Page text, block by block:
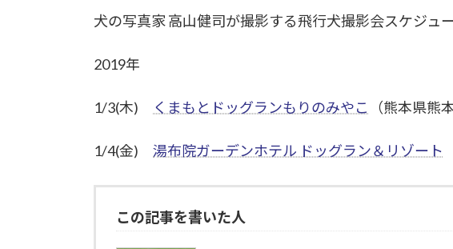
犬の写真家 高山健司が撮影する飛行犬撮影会スケジュ
2019年
1/3(木) くまもとドッグランもりのみやこ （熊本県熊
1/4(金) 湯布院ガーデンホテル ドッグラン＆リゾート
この記事を書いた人